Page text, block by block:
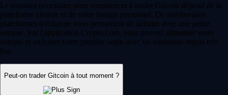
Le montant nécessaire pour commencer à trader Gitcoin dépend de la
plateforme choisie et de votre budget personnel. De nombreuses
plateformes d'échange vous permettent de débuter avec une petite
somme. Sur l'application Crypto.com, vous pouvez alimenter votre
compte et exécuter votre premier ordre avec un minimum requis très
bas.
Peut-on trader Gitcoin à tout moment ?